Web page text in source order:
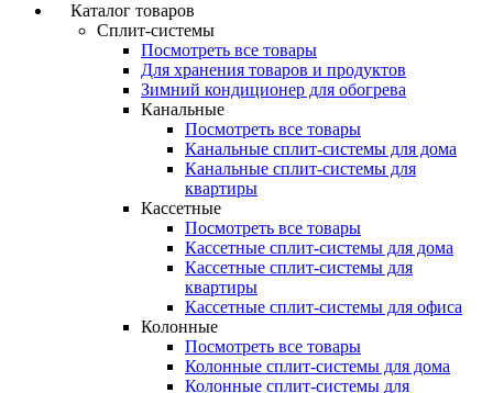
Каталог товаров
Сплит-системы
Посмотреть все товары
Для хранения товаров и продуктов
Зимний кондиционер для обогрева
Канальные
Посмотреть все товары
Канальные сплит-системы для дома
Канальные сплит-системы для
квартиры
Кассетные
Посмотреть все товары
Кассетные сплит-системы для дома
Кассетные сплит-системы для
квартиры
Кассетные сплит-системы для офиса
Колонные
Посмотреть все товары
Колонные сплит-системы для дома
Колонные сплит-системы для